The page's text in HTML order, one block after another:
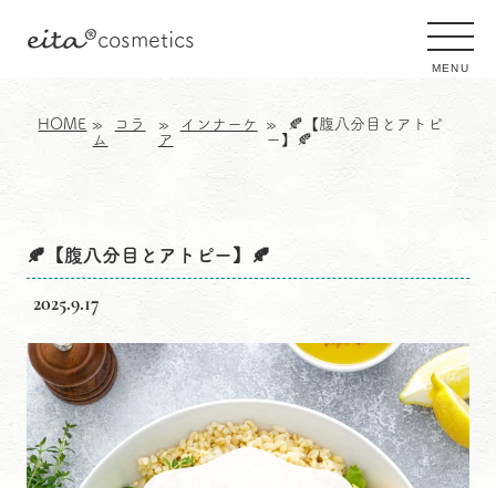
eita®cosmetics
MENU
HOME
コラ
ム
インナーケ
ア
🍂【腹八分目とアトピ
ー】🍂
🍂【腹八分目とアトピー】🍂
2025.9.17
🍂【腹八分目とアトピー】🍂